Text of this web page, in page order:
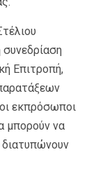
Επιτροπή,
εκπρόσωποι
μπορούν να
διατυπώνουν